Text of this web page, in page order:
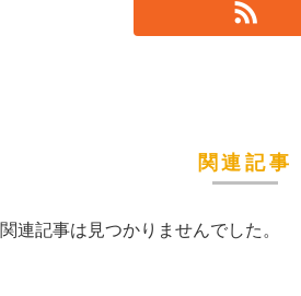
関連記事
関連記事は見つかりませんでした。